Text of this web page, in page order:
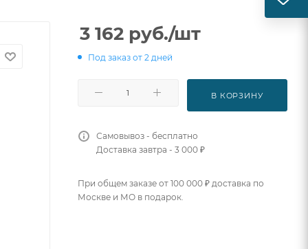
3 162 руб./шт
Под заказ от 2 дней
В КОРЗИНУ
Самовывоз - бесплатно
Доставка завтра - 3 000 ₽
При общем заказе от 100 000 ₽ доставка по
Москве и МО в подарок.